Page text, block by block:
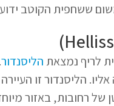
ששחפית הקוטב
לריף נמצאת הליסנדור
הליסנדור זו
של רחובות, באזור